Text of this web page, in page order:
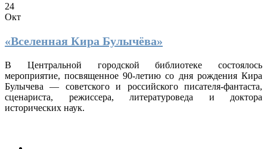
24
Окт
«Вселенная Кира Булычёва»
В Центральной городской библиотеке состоялось
мероприятие, посвященное 90-летию со дня рождения Кира
Булычева — советского и российского писателя-фантаста,
сценариста, режиссера, литературоведа и доктора
исторических наук.